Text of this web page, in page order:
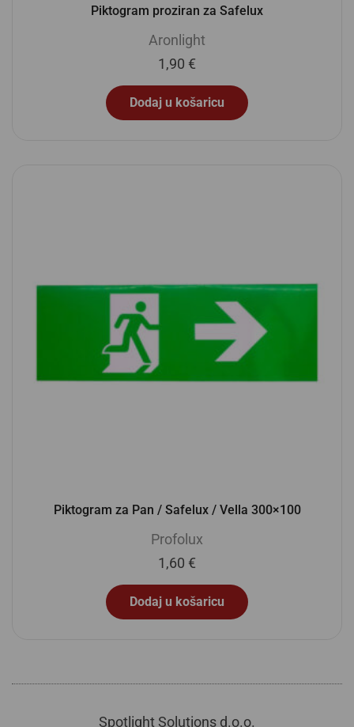
Piktogram proziran za Safelux
Aronlight
1,90 €
Dodaj u košaricu
Piktogram za Pan / Safelux / Vella 300×100
Profolux
1,60 €
Dodaj u košaricu
Spotlight Solutions d.o.o.